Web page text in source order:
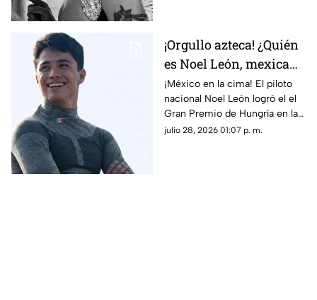
¡Orgullo azteca! ¿Quién
es Noel León, mexicano
que obtuvo el Gran
Premio de Hungría?
¡México en la cima! El piloto
nacional Noel León logró el el
Gran Premio de Hungría en la
Fórmula 2. Conoce de quién se
julio 28, 2026 01:07 p. m.